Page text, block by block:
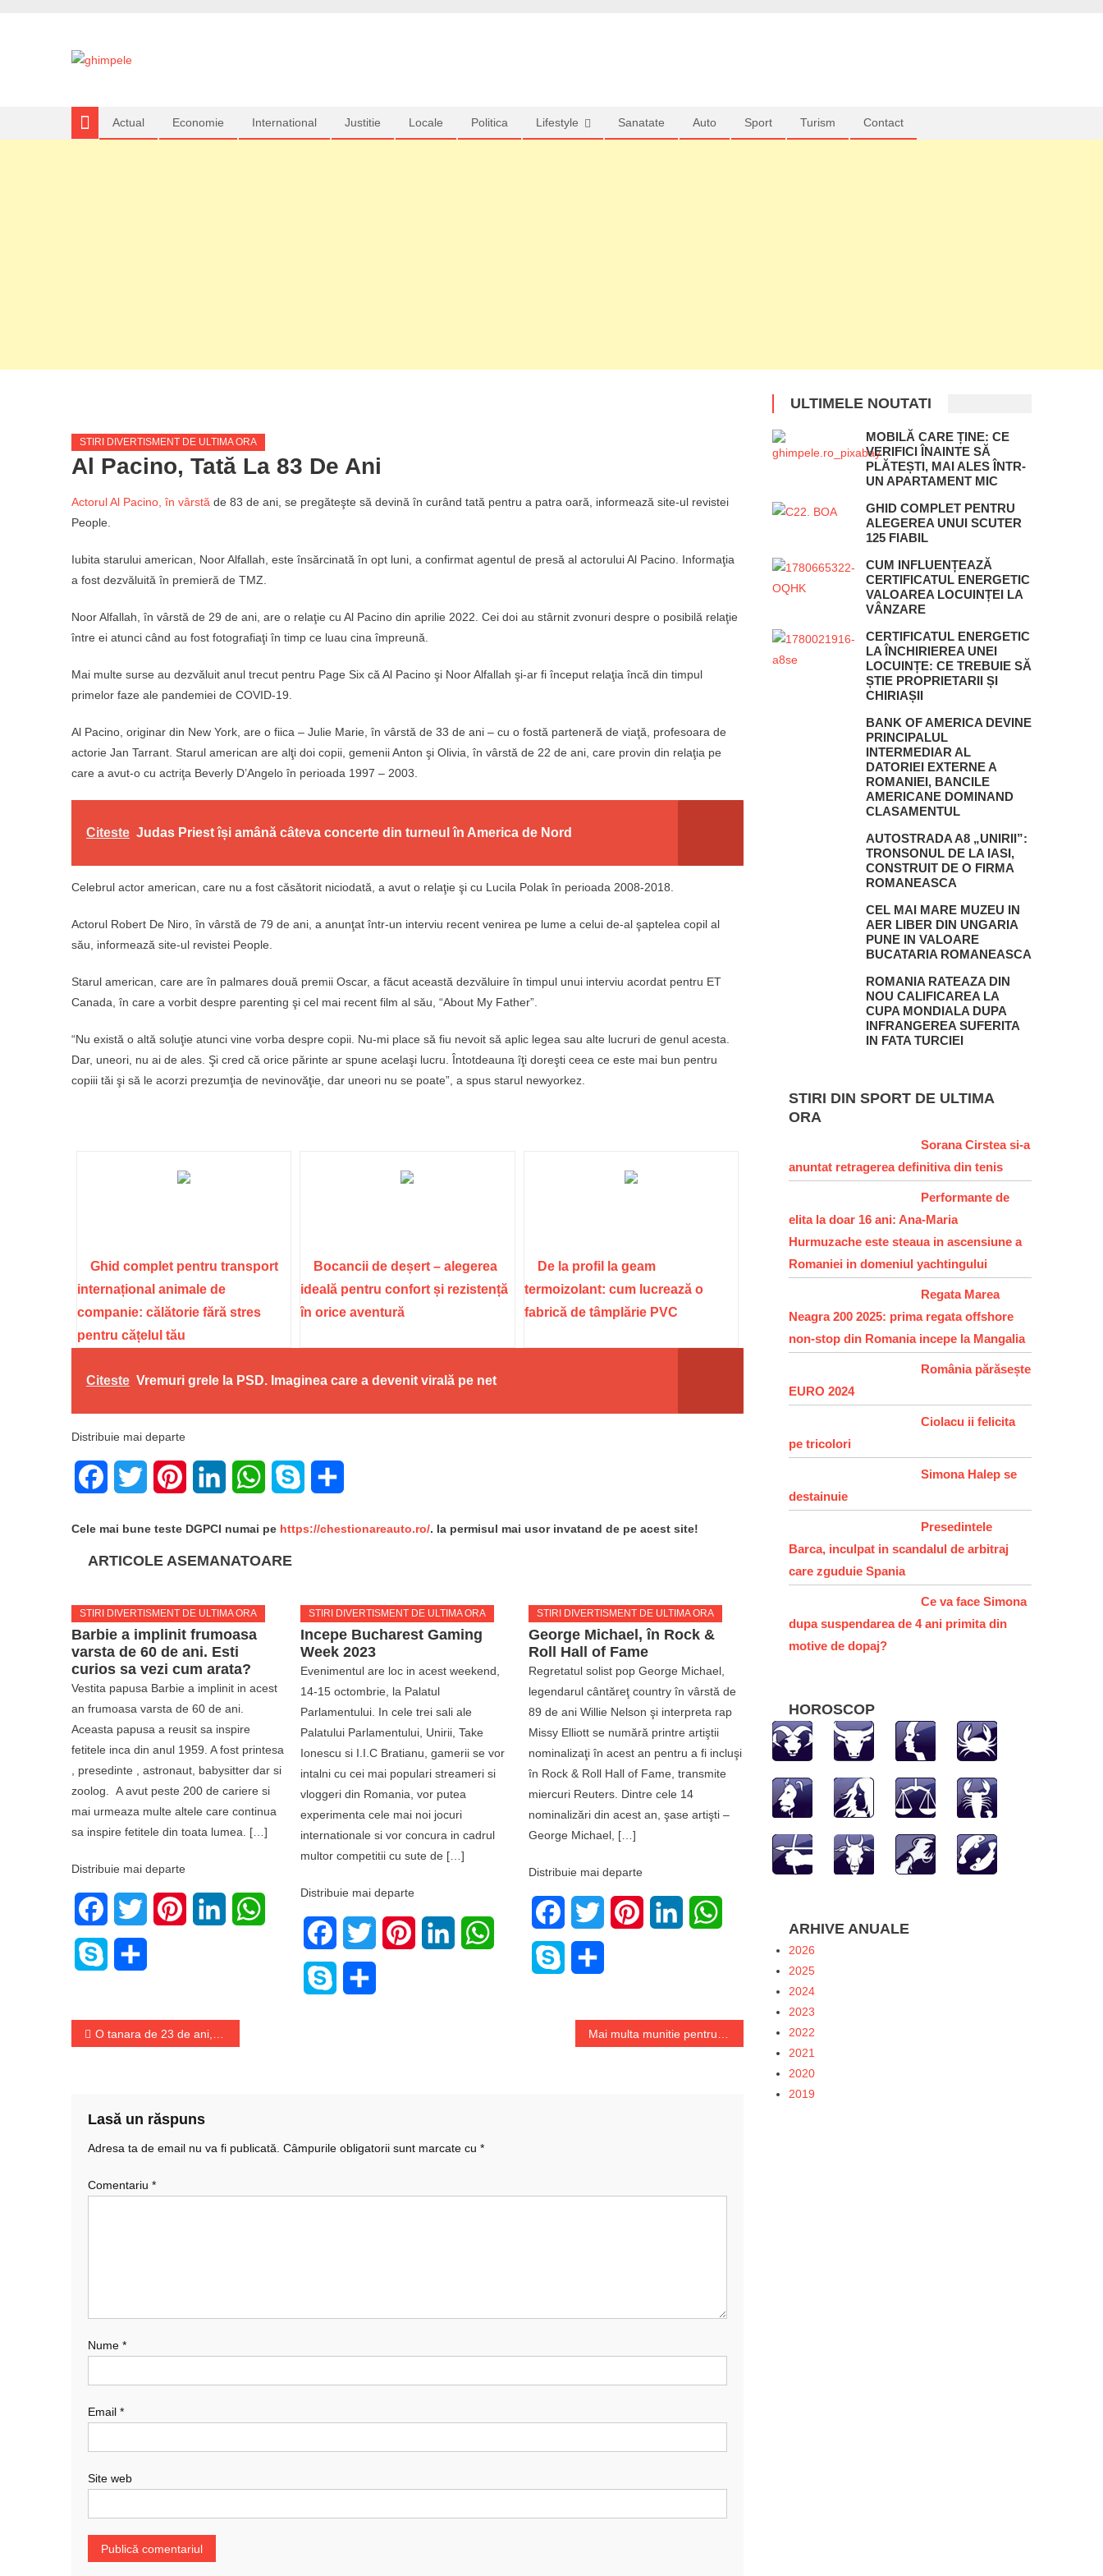
Actual Economie International Justitie Locale Politica Lifestyle Sanatate Auto Sport Turism Contact
STIRI DIVERTISMENT DE ULTIMA ORA
Al Pacino, Tată La 83 De Ani
Actorul Al Pacino, în vârstă de 83 de ani, se pregăteşte să devină în curând tată pentru a patra oară, informează site-ul revistei
People.
Iubita starului american, Noor Alfallah, este însărcinată în opt luni, a confirmat agentul de presă al actorului Al Pacino. Informaţia
a fost dezvăluită în premieră de TMZ.
Noor Alfallah, în vârstă de 29 de ani, are o relaţie cu Al Pacino din aprilie 2022. Cei doi au stârnit zvonuri despre o posibilă relaţie
între ei atunci când au fost fotografiaţi în timp ce luau cina împreună.
Mai multe surse au dezvăluit anul trecut pentru Page Six că Al Pacino şi Noor Alfallah şi-ar fi început relaţia încă din timpul
primelor faze ale pandemiei de COVID-19.
Al Pacino, originar din New York, are o fiica – Julie Marie, în vârstă de 33 de ani – cu o fostă parteneră de viaţă, profesoara de
actorie Jan Tarrant. Starul american are alţi doi copii, gemenii Anton şi Olivia, în vârstă de 22 de ani, care provin din relaţia pe
care a avut-o cu actriţa Beverly D’Angelo în perioada 1997 – 2003.
Citeste Judas Priest își amână câteva concerte din turneul în America de Nord
Celebrul actor american, care nu a fost căsătorit niciodată, a avut o relaţie şi cu Lucila Polak în perioada 2008-2018.
Actorul Robert De Niro, în vârstă de 79 de ani, a anunţat într-un interviu recent venirea pe lume a celui de-al şaptelea copil al
său, informează site-ul revistei People.
Starul american, care are în palmares două premii Oscar, a făcut această dezvăluire în timpul unui interviu acordat pentru ET
Canada, în care a vorbit despre parenting şi cel mai recent film al său, “About My Father”.
“Nu există o altă soluţie atunci vine vorba despre copii. Nu-mi place să fiu nevoit să aplic legea sau alte lucruri de genul acesta.
Dar, uneori, nu ai de ales. Şi cred că orice părinte ar spune acelaşi lucru. Întotdeauna îţi doreşti ceea ce este mai bun pentru
copiii tăi şi să le acorzi prezumţia de nevinovăţie, dar uneori nu se poate”, a spus starul newyorkez.
Ghid complet pentru transport
internațional animale de
companie: călătorie fără stres
pentru cățelul tău
Bocancii de deșert – alegerea
ideală pentru confort și rezistență
în orice aventură
De la profil la geam
termoizolant: cum lucrează o
fabrică de tâmplărie PVC
Citeste Vremuri grele la PSD. Imaginea care a devenit virală pe net
Distribuie mai departe
FacebookTwitter PinterestLinkedIn WhatsAppSkype
Cele mai bune teste DGPCI numai pe https://chestionareauto.ro/. Ia permisul mai usor invatand de pe acest site!
ARTICOLE ASEMANATOARE
STIRI DIVERTISMENT DE ULTIMA ORA
Barbie a implinit frumoasa
varsta de 60 de ani. Esti
curios sa vezi cum arata?
Vestita papusa Barbie a implinit in acest
an frumoasa varsta de 60 de ani.
Aceasta papusa a reusit sa inspire
fetitele inca din anul 1959. A fost printesa
, presedinte , astronaut, babysitter dar si
zoolog. A avut peste 200 de cariere si
mai urmeaza multe altele care continua
sa inspire fetitele din toata lumea. […]
Distribuie mai departe
FacebookTwitter PinterestLinkedIn
Skype
STIRI DIVERTISMENT DE ULTIMA ORA
Incepe Bucharest Gaming
Week 2023
Evenimentul are loc in acest weekend,
14-15 octombrie, la Palatul
Parlamentului. In cele trei sali ale
Palatului Parlamentului, Unirii, Take
Ionescu si I.I.C Bratianu, gamerii se vor
intalni cu cei mai populari streameri si
vloggeri din Romania, vor putea
experimenta cele mai noi jocuri
internationale si vor concura in cadrul
multor competitii cu sute de […]
Distribuie mai departe
FacebookTwitter PinterestLinkedIn WhatsApp
Skype
STIRI DIVERTISMENT DE ULTIMA ORA
George Michael, în Rock &
Roll Hall of Fame
Regretatul solist pop George Michael,
legendarul cântăreţ country în vârstă de
89 de ani Willie Nelson şi interpreta rap
Missy Elliott se numără printre artiştii
nominalizaţi în acest an pentru a fi incluşi
în Rock & Roll Hall of Fame, transmite
miercuri Reuters. Dintre cele 14
nominalizări din acest an, şase artişti –
George Michael, […]
Distribuie mai departe
FacebookTwitter PinterestLinkedIn
Skype
Navigare
O tanara de 23 de ani, retinuta pentru interventii estetice pentru care nu avea autorizatie
Lasă un răspuns
Adresa ta de email nu va fi publicată. Câmpurile obligatorii sunt marcate cu *
Comentariu *
Nume *
Email *
Site web
ULTIMELE NOUTATI
MOBILĂ CARE ȚINE: CE
VERIFICI ÎNAINTE SĂ
PLĂTEȘTI, MAI ALES ÎNTR-
UN APARTAMENT MIC
GHID COMPLET PENTRU
ALEGEREA UNUI SCUTER
125 FIABIL
CUM INFLUENȚEAZĂ
CERTIFICATUL ENERGETIC
VALOAREA LOCUINȚEI LA
VÂNZARE
CERTIFICATUL ENERGETIC
LA ÎNCHIRIEREA UNEI
LOCUINȚE: CE TREBUIE SĂ
ȘTIE PROPRIETARII ȘI
CHIRIAȘII
BANK OF AMERICA DEVINE
PRINCIPALUL
INTERMEDIAR AL
DATORIEI EXTERNE A
ROMANIEI, BANCILE
AMERICANE DOMINAND
CLASAMENTUL
AUTOSTRADA A8 „UNIRII”:
TRONSONUL DE LA IASI,
CONSTRUIT DE O FIRMA
ROMANEASCA
CEL MAI MARE MUZEU IN
AER LIBER DIN UNGARIA
PUNE IN VALOARE
BUCATARIA ROMANEASCA
ROMANIA RATEAZA DIN
NOU CALIFICAREA LA
CUPA MONDIALA DUPA
INFRANGEREA SUFERITA
IN FATA TURCIEI
STIRI DIN SPORT DE ULTIMA
ORA
Sorana Cirstea si-a
anuntat retragerea definitiva din tenis
Performante de
elita la doar 16 ani: Ana-Maria
Hurmuzache este steaua in ascensiune a
Romaniei in domeniul yachtingului
Regata Marea
Neagra 200 2025: prima regata offshore
non-stop din Romania incepe la Mangalia
România părăsește
EURO 2024
Ciolacu ii felicita
pe tricolori
Simona Halep se
destainuie
Presedintele
Barca, inculpat in scandalul de arbitraj
care zguduie Spania
Ce va face Simona
dupa suspendarea de 4 ani primita din
motive de dopaj?
HOROSCOP
ARHIVE ANUALE
2026
2025
2024
2023
2022
2021
2020
2019